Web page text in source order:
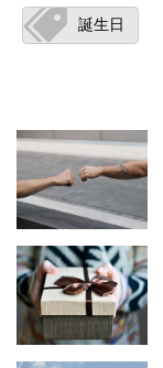
誕生日